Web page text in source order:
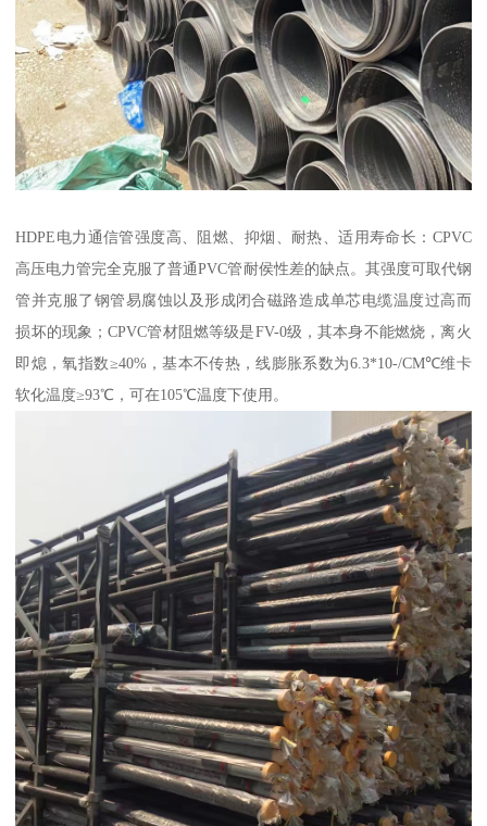
HDPE电力通信管强度高、阻燃、抑烟、耐热、适用寿命长：CPVC
高压电力管完全克服了普通PVC管耐侯性差的缺点。其强度可取代钢
管并克服了钢管易腐蚀以及形成闭合磁路造成单芯电缆温度过高而
损坏的现象；CPVC管材阻燃等级是FV-0级，其本身不能燃烧，离火
即熄，氧指数≥40%，基本不传热，线膨胀系数为6.3*10-/CM℃维卡
软化温度≥93℃，可在105℃温度下使用。